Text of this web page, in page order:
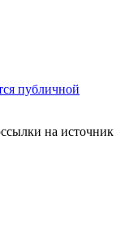
публичной
на источник